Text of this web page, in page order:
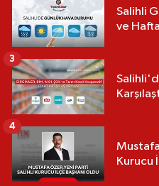
Salihli
ve
3
Kurucu
4